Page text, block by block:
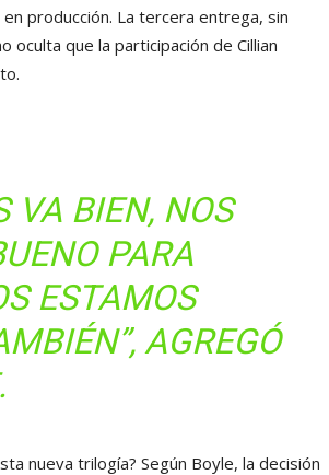
producción. La tercera entrega, sin
que la participación de Cillian
VA BIEN, NOS
PARA
ESTAMOS
AGREGÓ
nueva trilogía? Según Boyle, la decisión